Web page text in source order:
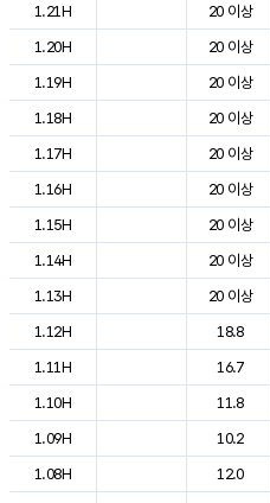
1.21H
20 이상
1.20H
20 이상
1.19H
20 이상
1.18H
20 이상
1.17H
20 이상
1.16H
20 이상
1.15H
20 이상
1.14H
20 이상
1.13H
20 이상
1.12H
18.8
1.11H
16.7
1.10H
11.8
1.09H
10.2
1.08H
12.0